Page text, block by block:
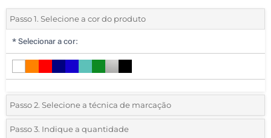
Passo 1. Selecione a cor do produto
* Selecionar a cor:
Passo 2. Selecione a técnica de marcação
*Selecione o tipo de marcação e as cores do logotipo:
Passo 3. Indique a quantidade